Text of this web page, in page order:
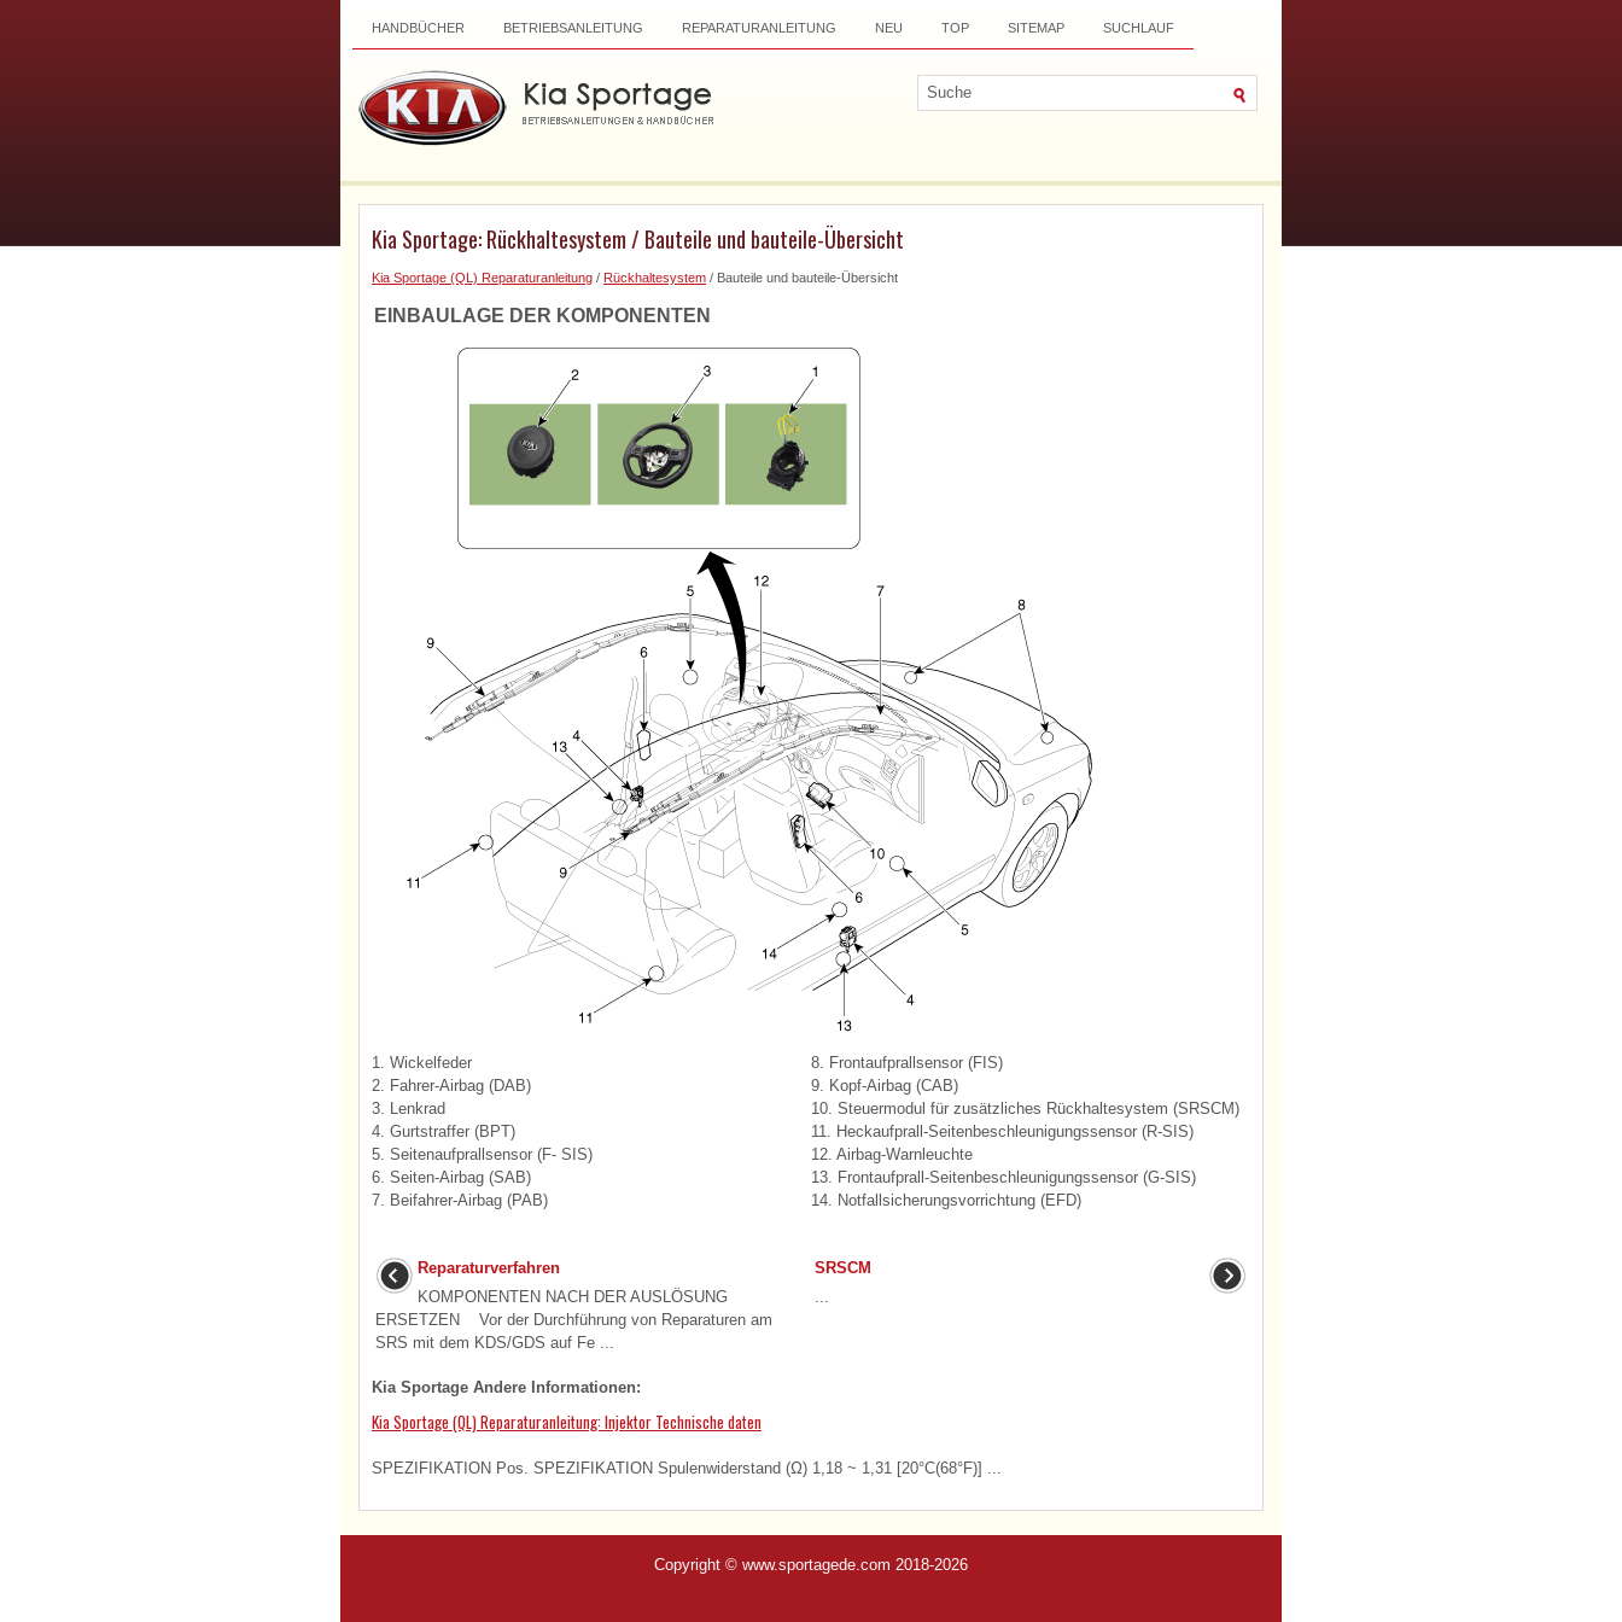
HANDBÜCHER BETRIEBSANLEITUNG REPARATURANLEITUNG NEU TOP SITEMAP SUCHLAUF
Kia Sportage: Rückhaltesystem / Bauteile und bauteile-Übersicht
Kia Sportage (QL) Reparaturanleitung / Rückhaltesystem / Bauteile und bauteile-Übersicht
EINBAULAGE DER KOMPONENTEN
1. Wickelfeder
2. Fahrer-Airbag (DAB)
3. Lenkrad
4. Gurtstraffer (BPT)
5. Seitenaufprallsensor (F- SIS)
6. Seiten-Airbag (SAB)
7. Beifahrer-Airbag (PAB)
8. Frontaufprallsensor (FIS)
9. Kopf-Airbag (CAB)
10. Steuermodul für zusätzliches Rückhaltesystem (SRSCM)
11. Heckaufprall-Seitenbeschleunigungssensor (R-SIS)
12. Airbag-Warnleuchte
13. Frontaufprall-Seitenbeschleunigungssensor (G-SIS)
14. Notfallsicherungsvorrichtung (EFD)
Reparaturverfahren
KOMPONENTEN NACH DER AUSLÖSUNG
ERSETZEN Vor der Durchführung von Reparaturen am
SRS mit dem KDS/GDS auf Fe ...
SRSCM
...
Kia Sportage Andere Informationen:
Kia Sportage (QL) Reparaturanleitung: Injektor Technische daten
SPEZIFIKATION Pos. SPEZIFIKATION Spulenwiderstand (Ω) 1,18 ~ 1,31 [20°C(68°F)] ...
Copyright © www.sportagede.com 2018-2026